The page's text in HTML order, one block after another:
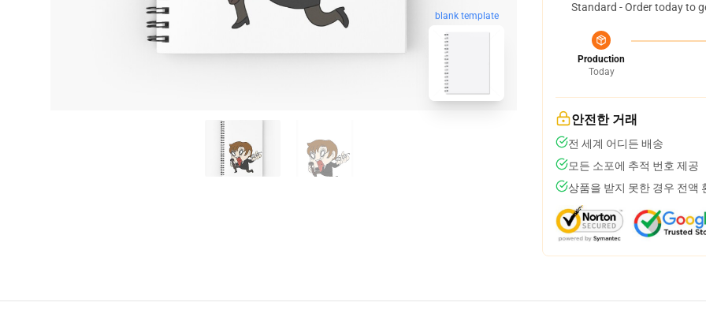
blank template
Standard - Order today to
Production
Today
안전한 거래
전 세계 어디든 배송
모든 소포에 추적 번호 제공
상품을 받지 못한 경우 전액